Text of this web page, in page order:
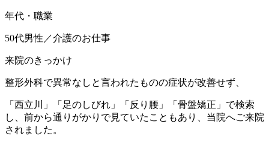
年代・職業
50代男性／介護のお仕事
来院のきっかけ
整形外科で異常なしと言われたものの症状が改善せず、
「西立川」「足のしびれ」「反り腰」「骨盤矯正」で検索
し、前から通りがかりで見ていたこともあり、当院へご来院
されました。